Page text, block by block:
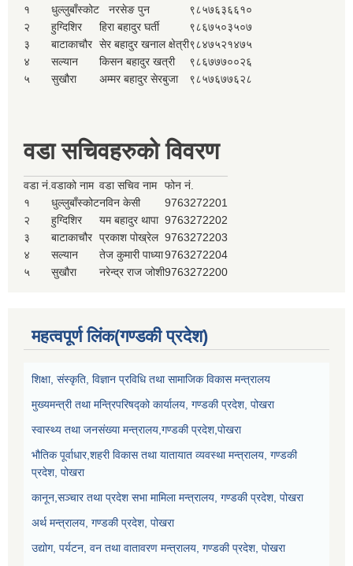
१
धुल्लुबाँस्कोट नरसेङ पुन
९८५७६३६६१०
२
हुग्दिशिर हिरा बहादुर घर्ती
९८६७५०३५०७
३
बाटाकाचौर सेर बहादुर खनाल क्षेत्री९८४७५२१४७५
४
सल्यान किसन बहादुर खत्री
९८६७७७००२६
५
सुखौरा अम्मर बहादुर सेरबुजा ९८५७६७७६२८
वडा सचिवहरुको विवरण
वडा नं.वडाको नाम वडा सचिव नाम
फोन नं.
१
धुल्लुबाँस्कोटनविन केसी
9763272201
२
हुग्दिशिर यम बहादुर थापा 9763272202
३
बाटाकाचौर प्रकाश पोख्रेल 9763272203
४
सल्यान तेज कुमारी पाध्या9763272204
५
सुखौरा नरेन्द्र राज जोशी9763272200
महत्वपूर्ण लिंक(गण्डकी प्रदेश)
शिक्षा, संस्कृति, विज्ञान प्रविधि तथा सामाजिक विकास मन्त्रालय
मुख्यमन्त्री तथा मन्त्रिपरिषद्को कार्यालय, गण्डकी प्रदेश, पोखरा
स्वास्थ्य तथा जनसंख्या मन्त्रालय,गण्डकी प्रदेश,पोखरा
भौतिक पूर्वाधार,शहरी विकास तथा यातायात व्यवस्था मन्त्रालय, गण्डकी
प्रदेश, पोखरा
कानून,सञ्चार तथा प्रदेश सभा मामिला मन्त्रालय, गण्डकी प्रदेश, पोखरा
अर्थ मन्त्रालय, गण्डकी प्रदेश, पोखरा
उद्योग, पर्यटन, वन तथा वातावरण मन्त्रालय, गण्डकी प्रदेश, पोखरा